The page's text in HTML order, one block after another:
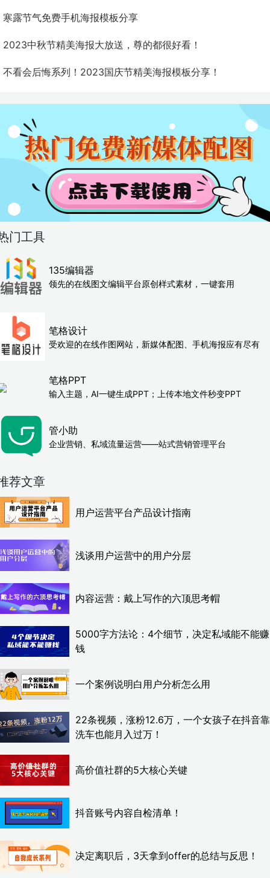
寒露节气免费手机海报模板分享
2023中秋节精美海报大放送，尊的都很好看！
不看会后悔系列！2023国庆节精美海报模板分享！
门工具
135编辑器
领先的在线图文编辑平台原创样式素材，一键套用
笔格设计
受欢迎的在线作图网站，新媒体配图、手机海报应有尽有
笔格PPT
输入主题，AI一键生成PPT；上传本地文件秒变PPT
管小助
企业营销、私域流量运营——站式营销管理平台
荐文章
用户运营平台产品设计指南
浅谈用户运营中的用户分层
内容运营：戴上写作的六顶思考帽
5000字方法论：4个细节，决定私域能不能赚
钱
一个案例说明白用户分析怎么用
22条视频，涨粉12.6万，一个女孩子在抖音靠
洗车也能月入过万！
高价值社群的5大核心关键
抖音账号内容自检清单！
决定离职后，3天拿到offer的总结与反思！